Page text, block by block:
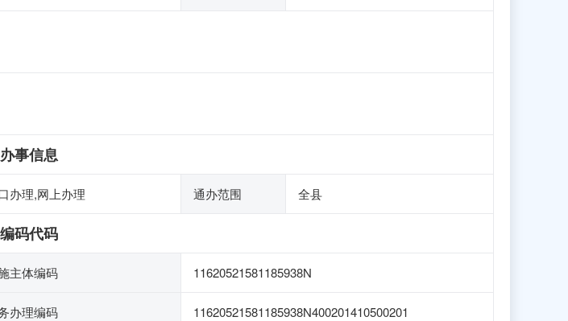
办事信息
办理,网上办理 通办范围 全县
编码代码
主体编码 11620521581185938N
办理编码 11620521581185938N400201410500201